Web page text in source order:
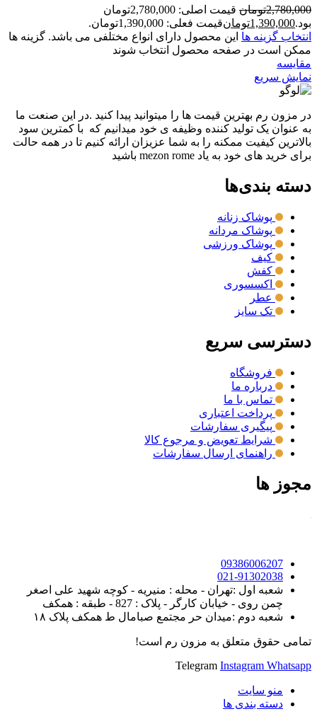
2,780,000تومان
قیمت اصلی: 2,780,000تومان
بود.1,390,000تومانقیمت فعلی: 1,390,000تومان.
انتخاب گزینه ها این محصول دارای انواع مختلفی می باشد. گزینه ها
ممکن است در صفحه محصول انتخاب شوند
مقايسه
نمایش سریع
در مزون رم بهترین قیمت ها را میتوانید پیدا کنید .در این صنعت ما
به عنوان یک تولید کننده وظیفه ی خود میدانیم که با کمترین سود
بالاترین کیفیت ممکنه را به شما عزیزان ارائه کنیم تا در همه حالت
برای خرید های خود به یاد mezon rome باشید
دسته بندی‌ها
پوشاک زنانه
پوشاک مردانه
پوشاک ورزشی
کیف
کفش
اکسسوری
عطر
تک سایز
دسترسی سریع
فروشگاه
درباره ما
تماس با ما
پرداخت اعتباری
پیگیری سفارشات
شرایط تعویض و مرجوع کالا
راهنمای ارسال سفارشات
مجوز ها
09386006207
021-91302038
شعبه اول :تهران - محله : منیریه - کوچه شهید علی اصغر
چمن روی - خیابان کارگر - پلاک : 827 - طبقه : همکف
شعبه دوم :میدان حر مجتمع صبامال ط همکف پلاک ۱۸
تمامی حقوق متعلق به مزون رم است!
Telegram Instagram Whatsapp
منو سایت
دسته بندی ها